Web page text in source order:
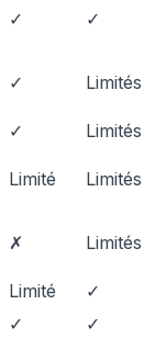
✓ ✓
✓ Limités
✓ Limités
Limité Limités
✗ Limités
Limité
✓
✓ ✓